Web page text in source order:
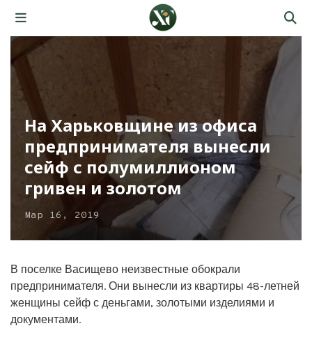
На Харьковщине из офиса
предпринимателя вынесли
сейф с полумиллионом
гривен и золотом
Мар 16, 2019
В поселке Васищево неизвестные обокрали
предпринимателя. Они вынесли из квартиры 48-летней
женщины сейф с деньгами, золотыми изделиями и
документами.